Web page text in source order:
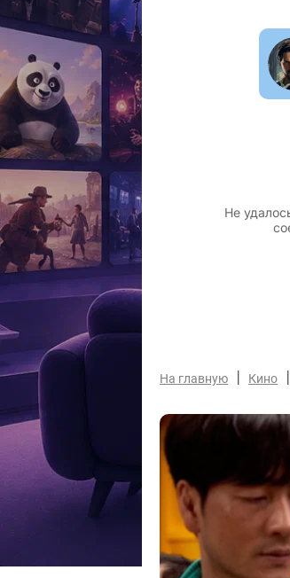
На главную | Кино |